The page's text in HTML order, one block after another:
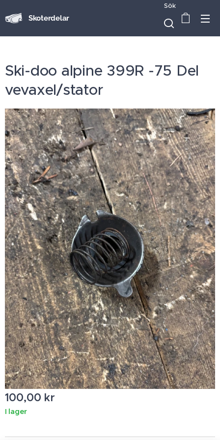
Skoterdelar
Sök
Ski-doo alpine 399R -75 Del
vevaxel/stator
100,00 kr
I lager